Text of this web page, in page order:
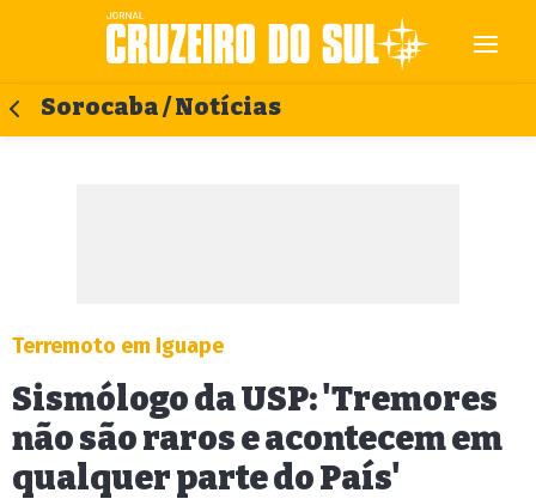
Sorocaba / Notícias
Terremoto em Iguape
Sismólogo da USP: 'Tremores
não são raros e acontecem em
qualquer parte do País'